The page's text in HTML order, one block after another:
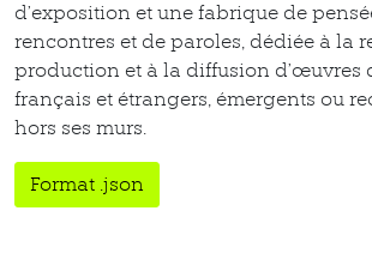
d’exposition et une fabrique de
rencontres et de paroles, dédiée à la
production et à la diffusion d’œuvres
français et étrangers, émergents ou
hors ses murs.
Format .json